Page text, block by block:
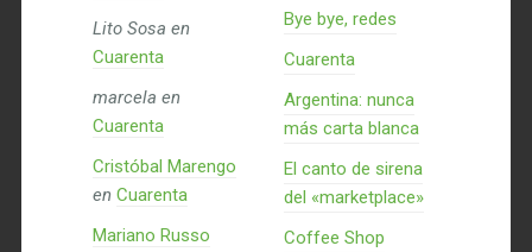
Lito Sosa en
Cuarenta
marcela en
Cuarenta
Cristóbal Marengo
en Cuarenta
Mariano Russo
Bye bye, redes
Cuarenta
Argentina: nunca
más carta blanca
El canto de sirena
del «marketplace»
Coffee Shop